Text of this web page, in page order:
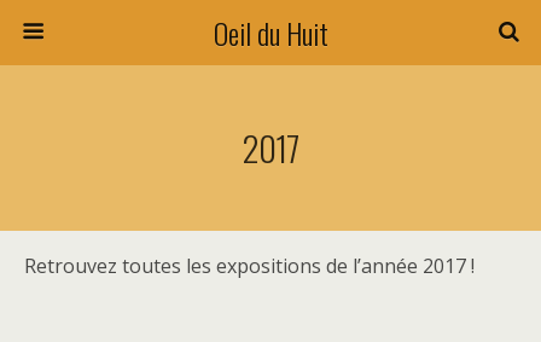
Oeil du Huit
2017
Retrouvez toutes les expositions de l’année 2017 !